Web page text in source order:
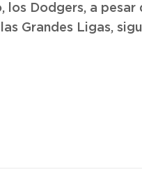
los Dodgers, a
Grandes Ligas,